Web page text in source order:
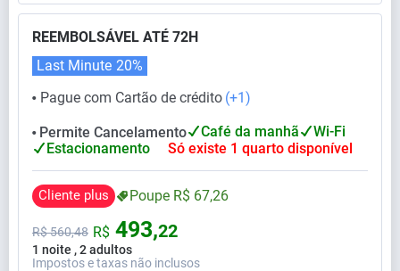
REEMBOLSÁVEL ATÉ 72H
⬤ Pague com Cartão de crédito (+1)
Last Minute 20%
⬤ Permite Cancelamento Café da manhã
Wi-Fi
Estacionamento
Só existe 1 quarto disponível
Cliente plus Poupe R$ 67,26
1 noite , 2 adultos
R$560,48 R$ 493,22
Impostos e taxas não inclusos